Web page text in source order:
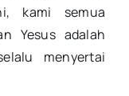
kami semua
Yesus adalah
menyertai